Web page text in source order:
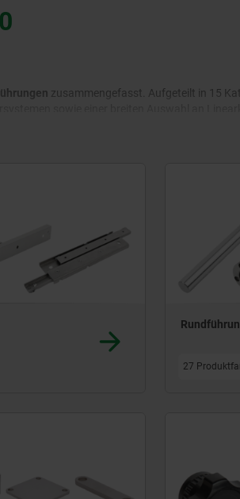
zusammengefasst. Aufgeteilt in 15
komplettieren das
27